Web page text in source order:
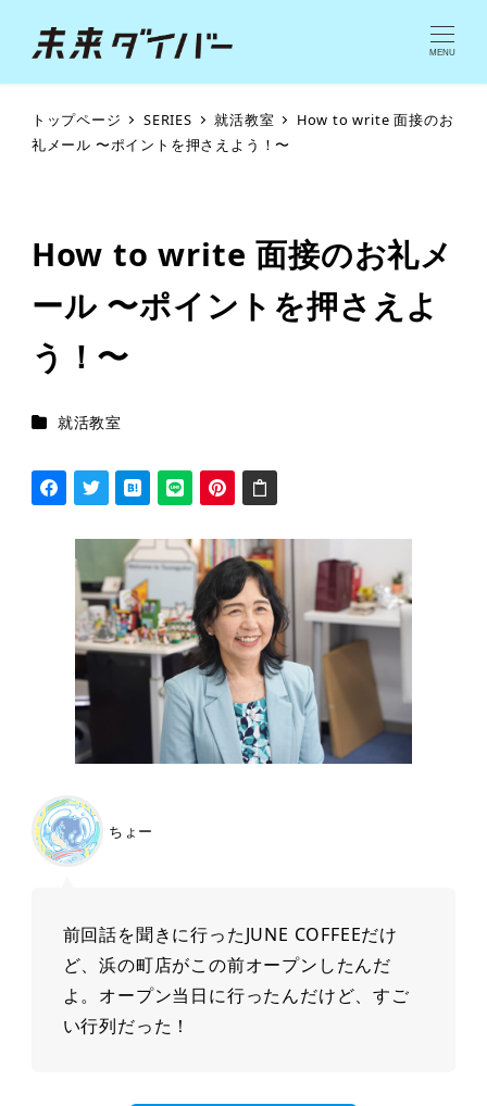
MENU
トップページ SERIES 就活教室
How to write 面接のお
礼メール 〜ポイントを押さえよう！〜
How to write 面接のお礼メ
ール 〜ポイントを押さえよ
う！〜
シリーズカテゴリー
就活教室
ちょー
前回話を聞きに行ったJUNE COFFEEだけ
ど、浜の町店がこの前オープンしたんだ
よ。オープン当日に行ったんだけど、すご
い行列だった！